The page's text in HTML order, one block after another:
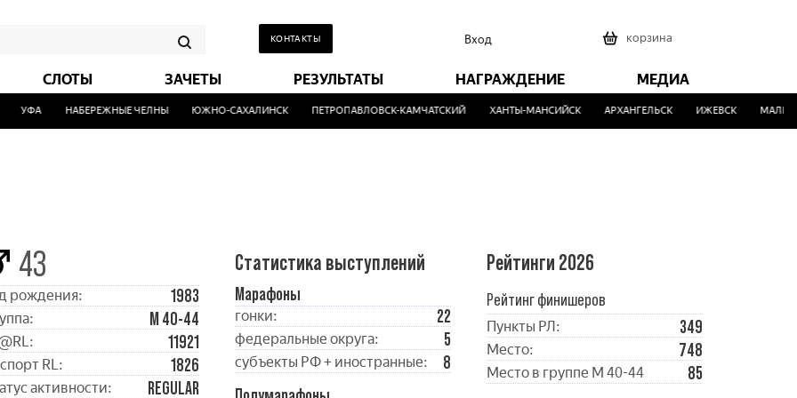
КОНТАКТЫ Вход корзина
СЛОТЫ ЗАЧЕТЫ РЕЗУЛЬТАТЫ НАГРАЖДЕНИЕ МЕДИА
УФА НАБЕРЕЖНЫЕ ЧЕЛНЫ ЮЖНО-САХАЛИНСК ПЕТРОПАВЛОВСК-КАМЧАТСКИЙ ХАНТЫ-МАНСИЙСК АРХАНГЕЛЬСК ИЖЕВСК
43
рождения: 1983
М 40-44
11921
RL: 1826
активности: REGULAR
Статистика выступлений
Марафоны
гонки: 22
федеральные округа: 5
субъекты РФ + иностранные:
8
Рейтинги 2026
Рейтинг финишеров
Пункты РЛ: 349
Место: 748
Место в группе М 40-44 85